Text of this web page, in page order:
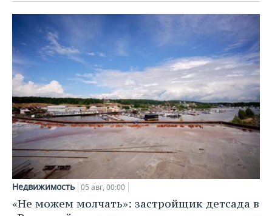
Недвижимость 05 авг, 00:00
«Не можем молчать»: застройщик детсада в